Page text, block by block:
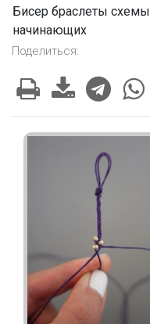
Бисер браслеты
начинающих
Поделиться: